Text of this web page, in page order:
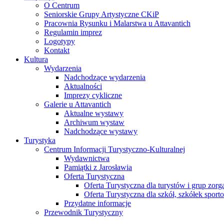
O Centrum
Seniorskie Grupy Artystyczne CKiP
Pracownia Rysunku i Malarstwa u Attavantich
Regulamin imprez
Logotypy
Kontakt
Kultura
Wydarzenia
Nadchodzące wydarzenia
Aktualności
Imprezy cykliczne
Galerie u Attavantich
Aktualne wystawy
Archiwum wystaw
Nadchodzące wystawy
Turystyka
Centrum Informacji Turystyczno-Kulturalnej
Wydawnictwa
Pamiątki z Jarosławia
Oferta Turystyczna
Oferta Turystyczna dla turystów i grup
Oferta Turystyczna dla szkół, szkółek
Przydatne informacje
Przewodnik Turystyczny